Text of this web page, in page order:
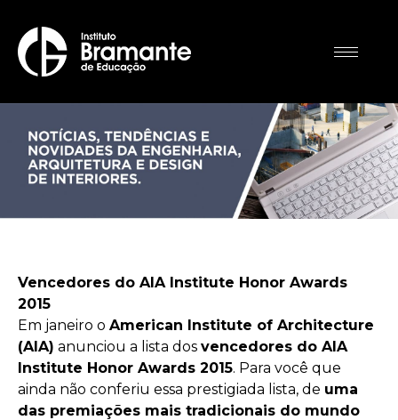
Vencedores do AIA Institute Honor Awards
2015
Em janeiro o American Institute of Architecture
(AIA) anunciou a lista dos vencedores do AIA
Institute Honor Awards 2015. Para você que
ainda não conferiu essa prestigiada lista, de uma
das premiações mais tradicionais do mundo